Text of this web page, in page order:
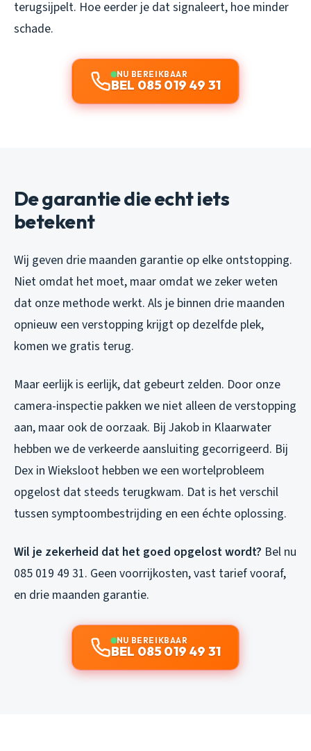
terugsijpelt. Hoe eerder je dat signaleert, hoe minder
schade.
NU BEREIKBAAR
BEL 085 019 49 31
De garantie die echt iets
betekent
Wij geven drie maanden garantie op elke ontstopping.
Niet omdat het moet, maar omdat we zeker weten
dat onze methode werkt. Als je binnen drie maanden
opnieuw een verstopping krijgt op dezelfde plek,
komen we gratis terug.
Maar eerlijk is eerlijk, dat gebeurt zelden. Door onze
camera-inspectie pakken we niet alleen de verstopping
aan, maar ook de oorzaak. Bij Jakob in Klaarwater
hebben we de verkeerde aansluiting gecorrigeerd. Bij
Dex in Wieksloot hebben we een wortelprobleem
opgelost dat steeds terugkwam. Dat is het verschil
tussen symptoombestrijding en een échte oplossing.
Wil je zekerheid dat het goed opgelost wordt? Bel nu
085 019 49 31. Geen voorrijkosten, vast tarief vooraf,
en drie maanden garantie.
NU BEREIKBAAR
BEL 085 019 49 31